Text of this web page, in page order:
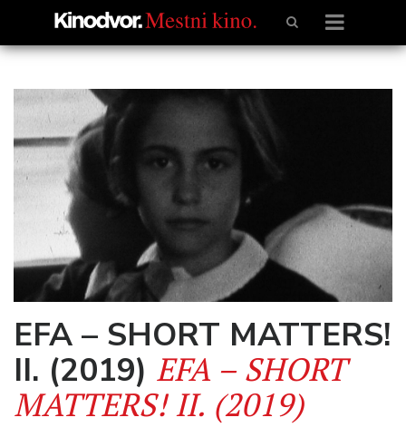
EFA – SHORT MATTERS!
II. (2019) EFA – SHORT
MATTERS! II. (2019)